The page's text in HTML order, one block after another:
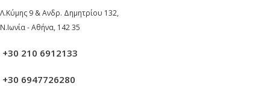
Λ.Κύμης 9 & Ανδρ. Δημητρίου 132,
Ν.Ιωνία - Αθήνα, 142 35
+30 210 6912133
+30 6947726280